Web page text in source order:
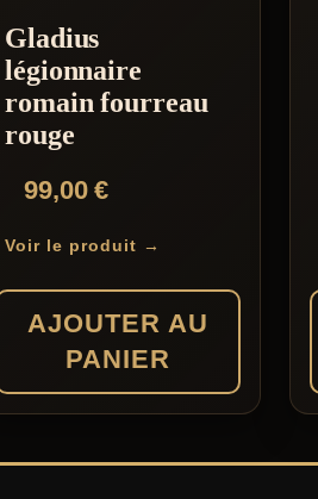
Gladius
légionnaire
romain fourreau
rouge
99,00€
Voir le produit →
AJOUTER AU
PANIER